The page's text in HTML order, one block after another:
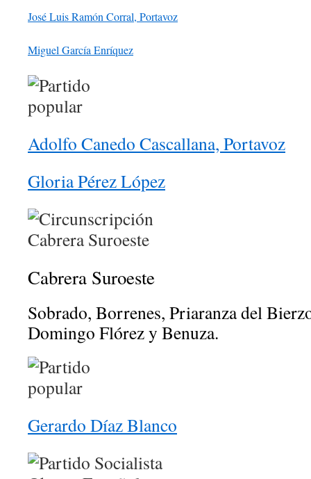
José Luis Ramón Corral, Portavoz
Miguel García Enríquez
Adolfo Canedo Cascallana, Portavoz
Gloria Pérez López
Cabrera Suroeste
Sobrado, Borrenes, Priaranza del
Domingo Flórez y Benuza.
Gerardo Díaz Blanco